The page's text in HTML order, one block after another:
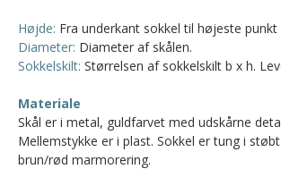
Højde: Fra underkant sokkel til højeste punkt
Diameter: Diameter af skålen.
Sokkelskilt: Størrelsen af sokkelskilt b x h.
Materiale
Skål er i metal, guldfarvet med udskårne
Mellemstykke er i plast. Sokkel er tung i
brun/rød marmorering.